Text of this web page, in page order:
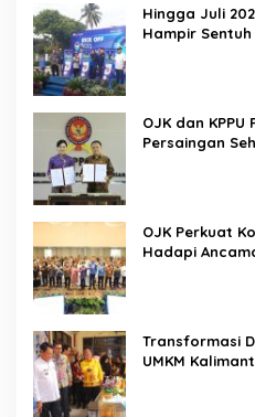
Hingga Juli
Hampir
OJK dan
Persaingan
OJK Perkuat
Hadapi
Transformasi
UMKM